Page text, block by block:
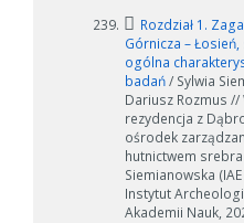
239.
Rozdział 1.
Górnicza –
ogólna
badań/ Sylwia
Dariusz Rozmus
rezydencja z
ośrodek
hutnictwem
Siemianowska
Instytut
Akademii Nauk,